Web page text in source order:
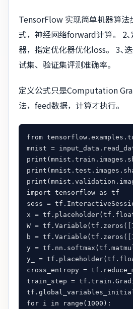
TensorFlow 实现简单机器算法
式，神经网络forward计算。 2
器，指定优化器优化loss。 3､
试集、验证集评测准确率。
定义公式只是Computation
法，feed数据，计算才执行。
from
mnist =
import tensorflow as tf
sess =
x =
W =
b =
y =
y_ =
cross_entropy =
train_step =
for i in range(1000):